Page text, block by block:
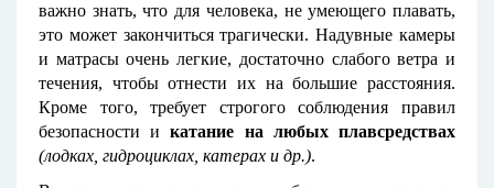
важно знать, что для человека, не умеющего плавать,
это может закончиться трагически. Надувные камеры
и матрасы очень легкие, достаточно слабого ветра и
течения, чтобы отнести их на большие расстояния.
Кроме того, требует строгого соблюдения правил
безопасности икатание на любых плавсредствах
(лодках, гидроциклах, катерах и др.).